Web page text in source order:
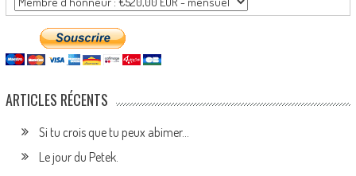
ARTICLES RÉCENTS
Si tu crois que tu peux abimer…
Le jour du Petek.